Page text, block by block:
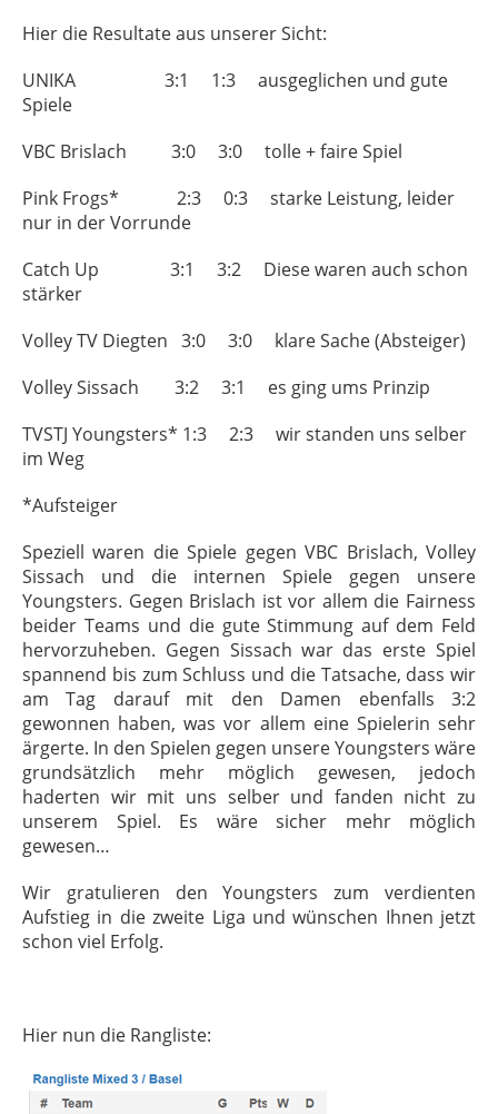
Hier die Resultate aus unserer Sicht:
UNIKA 3:1 1:3 ausgeglichen und gute
Spiele
VBC Brislach 3:0 3:0 tolle + faire Spiel
Pink Frogs* 2:3 0:3 starke Leistung, leider
nur in der Vorrunde
Catch Up 3:1 3:2 Diese waren auch schon
stärker
Volley TV Diegten 3:0 3:0 klare Sache (Absteiger)
Volley Sissach 3:2 3:1 es ging ums Prinzip
TVSTJ Youngsters* 1:3 2:3 wir standen uns selber
im Weg
*Aufsteiger
Speziell waren die Spiele gegen VBC Brislach, Volley
Sissach und die internen Spiele gegen unsere
Youngsters. Gegen Brislach ist vor allem die Fairness
beider Teams und die gute Stimmung auf dem Feld
hervorzuheben. Gegen Sissach war das erste Spiel
spannend bis zum Schluss und die Tatsache, dass wir
am Tag darauf mit den Damen ebenfalls 3:2
gewonnen haben, was vor allem eine Spielerin sehr
ärgerte. In den Spielen gegen unsere Youngsters wäre
grundsätzlich mehr möglich gewesen, jedoch
haderten wir mit uns selber und fanden nicht zu
unserem Spiel. Es wäre sicher mehr möglich
gewesen…
Wir gratulieren den Youngsters zum verdienten
Aufstieg in die zweite Liga und wünschen Ihnen jetzt
schon viel Erfolg.
Hier nun die Rangliste: